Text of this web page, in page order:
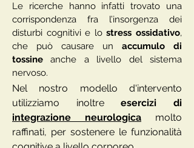
Le ricerche hanno infatti trovato una
corrispondenza fra l’insorgenza dei
disturbi cognitivi e lostress ossidativo,
che può causare un accumulo di
tossine anche a livello del sistema
nervoso.
Nel nostro modello d'intervento
utilizziamo inoltreesercizi di
integrazione neurologica molto
raffinati, per sostenere le funzionalità